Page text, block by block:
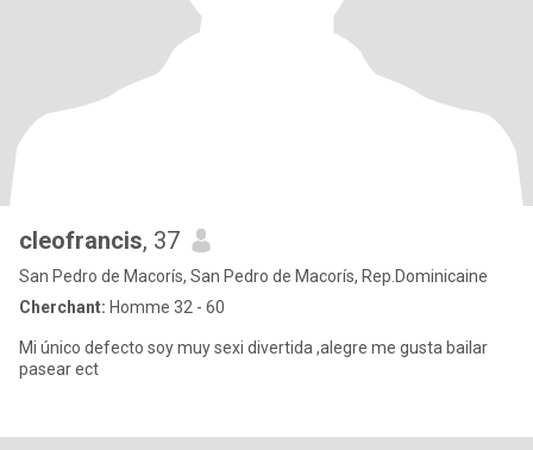
cleofrancis, 37
San Pedro de Macorís, San Pedro de Macorís, Rep.Dominicaine
Cherchant: Homme 32 - 60
Mi único defecto soy muy sexi divertida ,alegre me gusta bailar
pasear ect